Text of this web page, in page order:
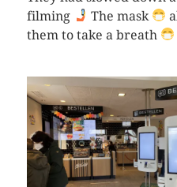
filming
The mask
them to take a breath